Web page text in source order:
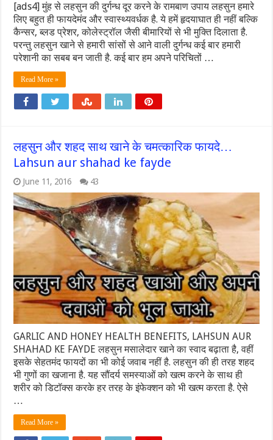
[ads4] मुंह से लहसुन की दुर्गन्ध दूर करने के रामबाण उपाय लहसुन हमारे
लिए बहुत ही फायदेमंद और स्वास्थ्यवर्धक है. ये हमें हृदयाघात ही नहीं बल्कि
कैन्सर, ब्लड प्रेशर, कोलेस्ट्रॉल जैसी बीमारियों से भी मुक्ति दिलाता है.
परन्तु लहसुन खाने से हमारी सांसों से आने वाली दुर्गन्ध कई बार हमारी
परेशानी का सबब बन जाती है. कई बार हम अपने परिचितों …
Read More »
लहसुन और शहद साथ खाने के चमत्कारिक फायदे…
Lahsun aur shahad ke fayde
June 11, 2016 43
GARLIC AND HONEY HEALTH BENEFITS, LAHSUN AUR
SHAHAD KE FAYDE लहसुन मसालेदार खाने का स्‍वाद बढ़ाता है, वहीं
इसके सेहतमंद फायदों का भी कोई जवाब नहीं है. लहसुन की ही तरह शहद
भी गुणों का खजाना है. यह सौंदर्य समस्‍याओं को खत्‍म करने के साथ ही
शरीर को डिटॉक्‍स करके हर तरह के इंफेक्‍शन को भी खत्‍म करता है. ऐसे
…
Read More »